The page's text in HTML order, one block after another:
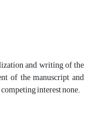
and writing of the
of the manuscript and
interest none.